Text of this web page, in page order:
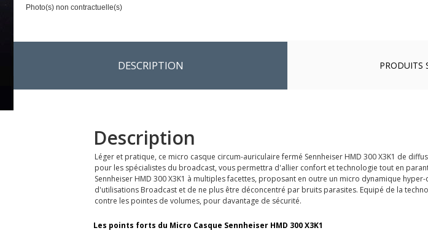
Photo(s) non contractuelle(s)
DESCRIPTION PRODUITS
Description
Léger et pratique, ce micro casque circum-auriculaire fermé Sennheiser HMD 300 X3K1 de
pour les spécialistes du broadcast, vous permettra d'allier confort et technologie tout en
Sennheiser HMD 300 X3K1 à multiples facettes, proposant en outre un micro dynamique
d'utilisations Broadcast et de ne plus être déconcentré par bruits parasites. Equipé de la
contre les pointes de volumes, pour davantage de sécurité.
Les points forts du Micro Casque Sennheiser HMD 300 X3K1